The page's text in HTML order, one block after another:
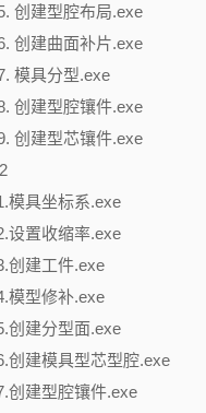
建型腔布局.exe
建曲面补片.exe
模具分型.exe
建型腔镶件.exe
建型芯镶件.exe
具坐标系.exe
置收缩率.exe
建工件.exe
型修补.exe
建分型面.exe
建模具型芯型腔.exe
建型腔镶件.exe